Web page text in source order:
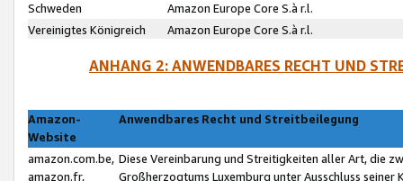
Schweden
Amazon Europe Core S.à r.l.
Vereinigtes Königreich
Amazon Europe Core S.à r.l.
ANHANG 2: ANWENDBARES RECHT UND
Amazon-
Website
Anwendbares Recht und Streitbeilegung
amazon.com.be,
amazon.fr,
Diese Vereinbarung und Streitigkeiten aller Art, die
Großherzogtums Luxemburg unter Ausschluss